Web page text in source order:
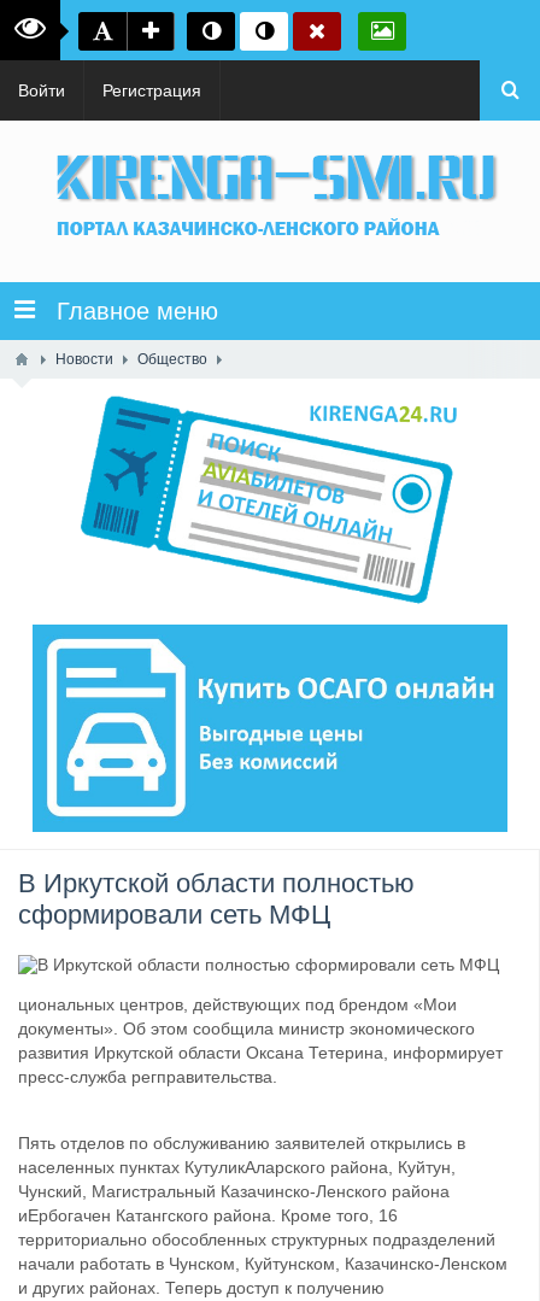
Войти Регистрация
Главное меню
Новости Общество
В Иркутской области полностью
сформировали сеть МФЦ
циональных центров, действующих под брендом «Мои
документы». Об этом сообщила министр экономического
развития Иркутской области Оксана Тетерина, информирует
пресс-служба регправительства.
Пять отделов по обслуживанию заявителей открылись в
населенных пунктах КутуликАларского района, Куйтун,
Чунский, Магистральный Казачинско-Ленского района
иЕрбогачен Катангского района. Кроме того, 16
территориально обособленных структурных подразделений
начали работать в Чунском, Куйтунском, Казачинско-Ленском
и других районах. Теперь доступ к получению